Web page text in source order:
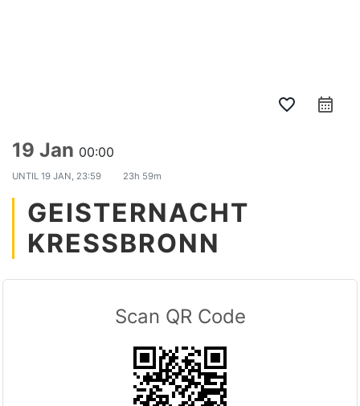
favorite_border calendar_month
19 Jan 00:00
UNTIL 19 JAN, 23:59 23h 59m
GEISTERNACHT
KRESSBRONN
Scan QR Code